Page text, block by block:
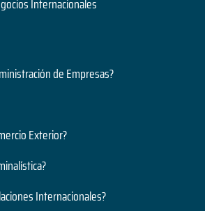
de Empresas?
Exterior?
Internacionales?